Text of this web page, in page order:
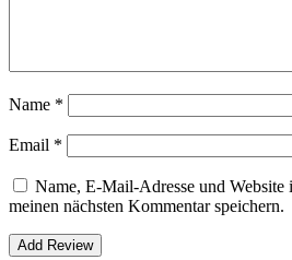
Name *
Email *
Name, E-Mail-Adresse und Website
meinen nächsten Kommentar speichern.